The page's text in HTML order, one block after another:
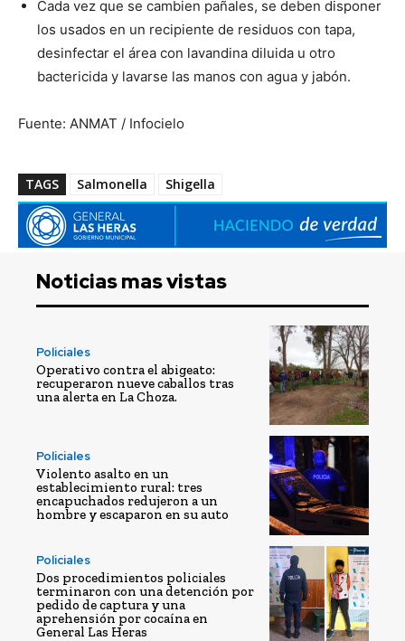
Cada vez que se cambien pañales, se deben disponer
los usados en un recipiente de residuos con tapa,
desinfectar el área con lavandina diluida u otro
bactericida y lavarse las manos con agua y jabón.
Fuente: ANMAT / Infocielo
TAGS Salmonella Shigella
Noticias mas vistas
Policiales
Operativo contra el abigeato:
recuperaron nueve caballos tras
una alerta en La Choza.
Policiales
Violento asalto en un
establecimiento rural: tres
encapuchados redujeron a un
hombre y escaparon en su auto
Policiales
Dos procedimientos policiales
terminaron con una detención por
pedido de captura y una
aprehensión por cocaína en
General Las Heras